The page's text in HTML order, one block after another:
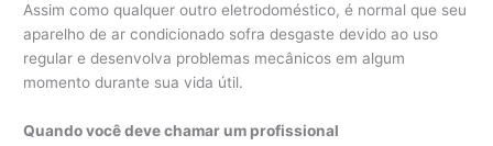
Assim como qualquer outro eletrodoméstico, é normal que seu
aparelho de ar condicionado sofra desgaste devido ao uso
regular e desenvolva problemas mecânicos em algum
momento durante sua vida útil.
Quando você deve chamar um profissional